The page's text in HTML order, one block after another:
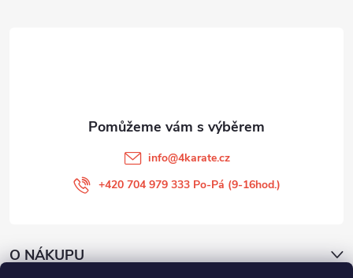
info@4karate.cz
+420 704 979 333 Po-Pá (9-16hod.)
O NÁKUPU